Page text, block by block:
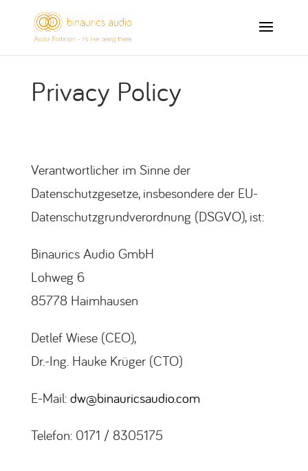
Privacy Policy
Verantwortlicher im Sinne der
Datenschutzgesetze, insbesondere der EU-
Datenschutzgrundverordnung (DSGVO), ist:
Binaurics Audio GmbH
Lohweg 6
85778 Haimhausen
Detlef Wiese (CEO),
Dr.-Ing. Hauke Krüger (CTO)
E-Mail: dw@binauricsaudio.com
Telefon: 0171 / 8305175